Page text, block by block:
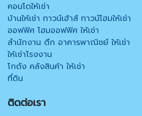
คอนโดให้เช่า
บ้านให้เช่า ทาวน์เฮ้าส์ ทาวน์โฮมให้เช่า
ออฟฟิศ โฮมออฟฟิศ ให้เช่า
สำนักงาน ตึก อาคารพาณิชย์ ให้เช่า
ให้เช่าโรงงาน
โกดัง คลังสินค้า ให้เช่า
ที่ดิน
ติดต่อเรา